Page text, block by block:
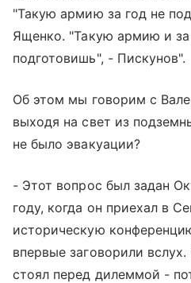
"Такую армию за год не
Ященко. "Такую армию и за
подготовишь", - Пискунов".
Об этом мы говорим с
выходя на свет из
не было эвакуации?
- Этот вопрос был задан
году, когда он приехал в
историческую
впервые заговорили
стоял перед дилеммой -